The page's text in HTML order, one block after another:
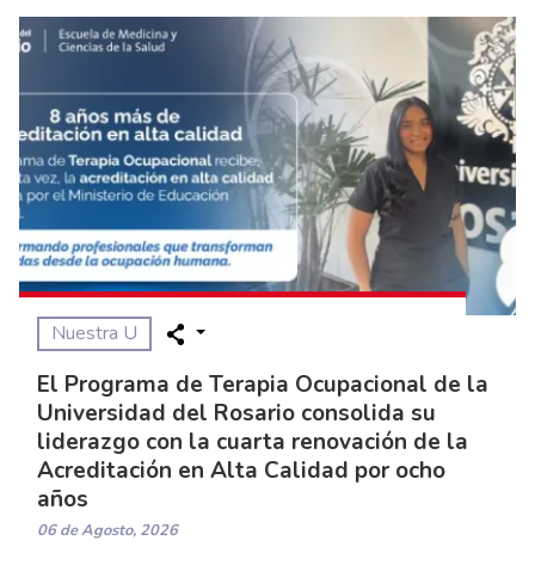
Nuestra U
El Programa de Terapia Ocupacional de la
Universidad del Rosario consolida su
liderazgo con la cuarta renovación de la
Acreditación en Alta Calidad por ocho
años
06 de Agosto, 2026